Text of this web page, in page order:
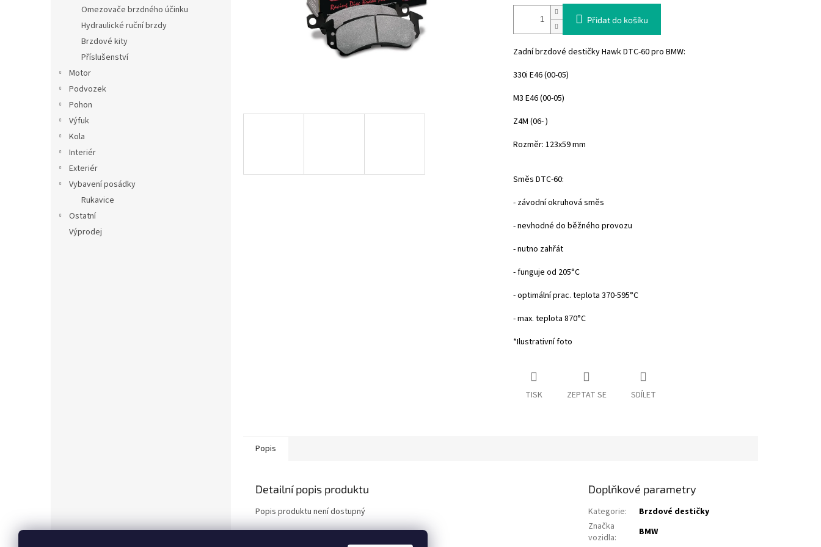
Omezovače brzdného účinku
Hydraulické ruční brzdy
Brzdové kity
Příslušenství
Motor
Podvozek
Pohon
Výfuk
Kola
Interiér
Exteriér
Vybavení posádky
Rukavice
Ostatní
Výprodej
Přidat do košíku
Zadní brzdové destičky Hawk DTC-60 pro BMW:
330i E46 (00-05)
M3 E46 (00-05)
Z4M (06- )
Rozměr: 123x59 mm
Směs DTC-60:
- závodní okruhová směs
- nevhodné do běžného provozu
- nutno zahřát
- funguje od 205°C
- optimální prac. teplota 370-595°C
- max. teplota 870°C
*Ilustrativní foto
TISK ZEPTAT SE SDÍLET
Popis
Detailní popis produktu
Popis produktu není dostupný
Doplňkové parametry
Kategorie:
Brzdové destičky
Značka
vozidla:
BMW